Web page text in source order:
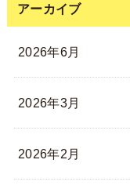
アーカイブ
2026年6月
2026年3月
2026年2月